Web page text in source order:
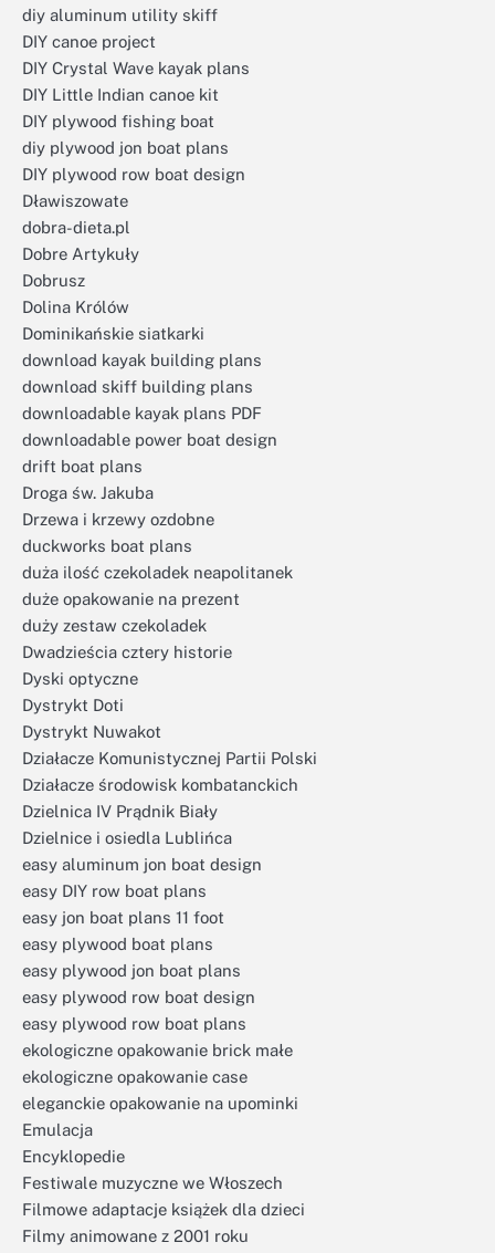
diy aluminum utility skiff
DIY canoe project
DIY Crystal Wave kayak plans
DIY Little Indian canoe kit
DIY plywood fishing boat
diy plywood jon boat plans
DIY plywood row boat design
Dławiszowate
dobra-dieta.pl
Dobre Artykuły
Dobrusz
Dolina Królów
Dominikańskie siatkarki
download kayak building plans
download skiff building plans
downloadable kayak plans PDF
downloadable power boat design
drift boat plans
Droga św. Jakuba
Drzewa i krzewy ozdobne
duckworks boat plans
duża ilość czekoladek neapolitanek
duże opakowanie na prezent
duży zestaw czekoladek
Dwadzieścia cztery historie
Dyski optyczne
Dystrykt Doti
Dystrykt Nuwakot
Działacze Komunistycznej Partii Polski
Działacze środowisk kombatanckich
Dzielnica IV Prądnik Biały
Dzielnice i osiedla Lublińca
easy aluminum jon boat design
easy DIY row boat plans
easy jon boat plans 11 foot
easy plywood boat plans
easy plywood jon boat plans
easy plywood row boat design
easy plywood row boat plans
ekologiczne opakowanie brick małe
ekologiczne opakowanie case
eleganckie opakowanie na upominki
Emulacja
Encyklopedie
Festiwale muzyczne we Włoszech
Filmowe adaptacje książek dla dzieci
Filmy animowane z 2001 roku